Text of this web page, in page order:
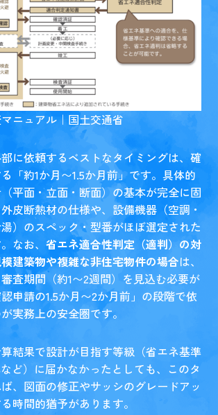
ニュアル｜国土交通省
に依頼するベストなタイミングは、確
「約1か月〜1.5か月前」です。具体的
平面・立面・断面）の基本が完全に固
皮断熱材の仕様や、設備機器（空調・
）のスペック・型番がほぼ選定された
なお、 省エネ適合性判定（適判）の対
建築物や複雑な非住宅物件の場合は、
査期間（約1〜2週間）を見込む必要が
申請の1.5か月〜2か月前」の段階で依
実務上の安全圏です。
結果で設計が目指す等級（省エネ基準
ど）に届かなかったとしても、このタ
、図面の修正やサッシのグレードアッ
時間的猶予があります。